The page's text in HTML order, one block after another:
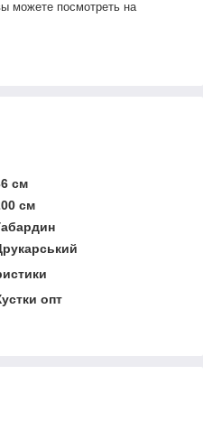
можете посмотреть на
см
см
опт